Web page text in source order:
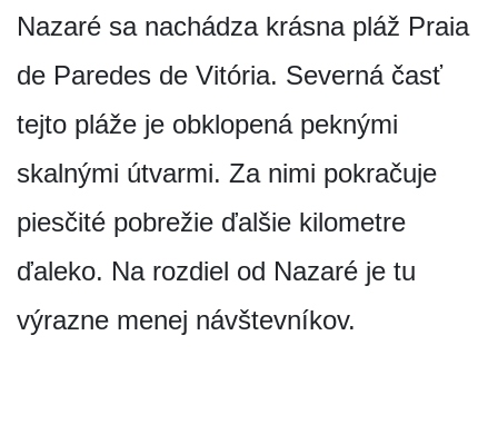
Nazaré sa nachádza krásna pláž Praia
de Paredes de Vitória. Severná časť
tejto pláže je obklopená peknými
skalnými útvarmi. Za nimi pokračuje
piesčité pobrežie ďalšie kilometre
ďaleko. Na rozdiel od Nazaré je tu
výrazne menej návštevníkov.